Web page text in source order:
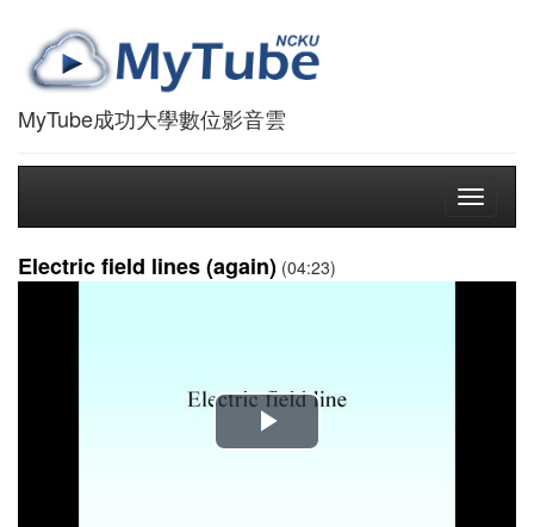
MyTube成功大學數位影音雲
Toggle
Electric field lines (again) (04:23)
播